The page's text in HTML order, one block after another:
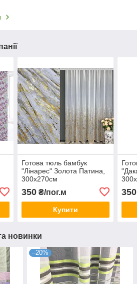
Готова тюль бамбук
"Лінарес" Золота Патина,
300х270см
350₴/пог.м
Купити
350
новинки
–20%